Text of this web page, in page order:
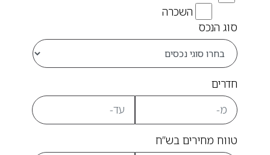
השכרה
סוג הנכס
חדרים
טווח מחירים בש”ח